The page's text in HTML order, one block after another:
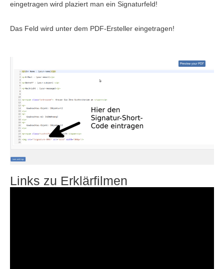
eingetragen wird plaziert man ein Signaturfeld!
Das Feld wird unter dem PDF-Ersteller eingetragen!
Links zu Erklärfilmen